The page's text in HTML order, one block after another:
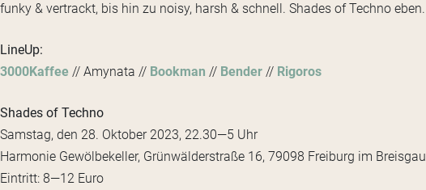
funky & vertrackt, bis hin zu noisy, harsh & schnell. Shades of Techno eben.
LineUp:
3000Kaffee // Amynata // Bookman // Bender // Rigoros
Shades of Techno
Samstag, den 28. Oktober 2023, 22.30—5 Uhr
Harmonie Gewölbekeller, Grünwälderstraße 16, 79098 Freiburg im Breisgau
Eintritt: 8—12 Euro